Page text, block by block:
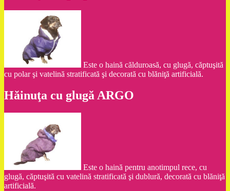
Este o haină călduroasă, cu glugă, căptuşită
cu polar şi vatelină stratificată şi decorată cu blăniţă artificială.
Hăinuţa cu glugă ARGO
Este o haină pentru anotimpul rece, cu
glugă, căptuşită cu vatelină stratificată şi dublură, decorată cu blăniţă
artificială.